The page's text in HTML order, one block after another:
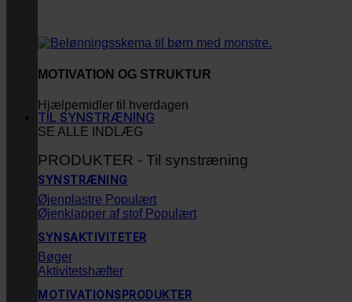
MOTIVATION OG STRUKTUR
Hjælpemidler til hverdagen
SE ALLE INDLÆG
TIL SYNSTRÆNING
PRODUKTER - Til synstræning
SYNSTRÆNING
Øjenplastre
Øjenklapper af stof
SYNSAKTIVITETER
Bøger
Aktivitetshæfter
MOTIVATIONSPRODUKTER